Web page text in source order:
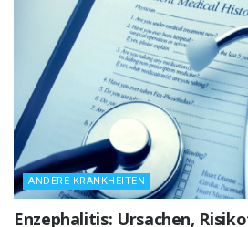
ANDERE KRANKHEITEN
Enzephalitis: Ursachen,